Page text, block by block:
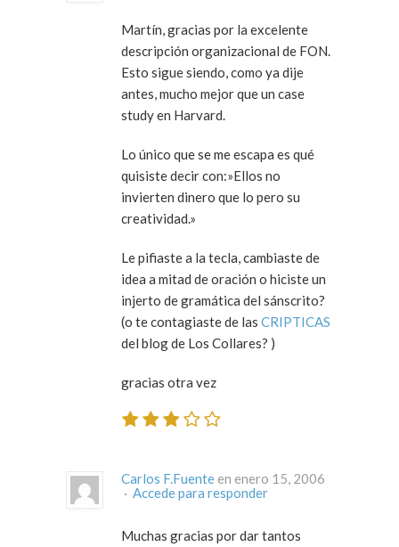
Martín, gracias por la excelente
descripción organizacional de FON.
Esto sigue siendo, como ya dije
antes, mucho mejor que un case
study en Harvard.
Lo único que se me escapa es qué
quisiste decir con:»Ellos no
invierten dinero que lo pero su
creatividad.»
Le pifiaste a la tecla, cambiaste de
idea a mitad de oración o hiciste un
injerto de gramática del sánscrito?
(o te contagiaste de las CRIPTICAS
del blog de Los Collares? )
gracias otra vez
Carlos F.Fuente en enero 15, 2006
· Accede para responder
Muchas gracias por dar tantos